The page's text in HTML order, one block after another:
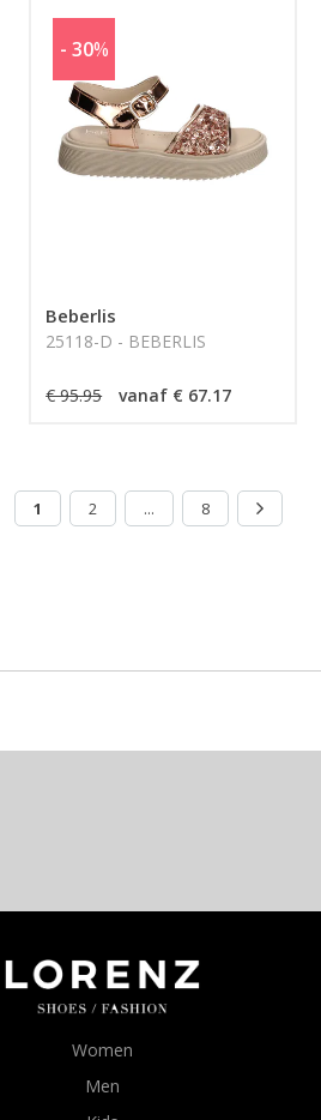
Beberlis
25118-D - BEBERLIS
€ 95.95 vanaf € 67.17
- 30%
1 2 ... 8
Women
Men